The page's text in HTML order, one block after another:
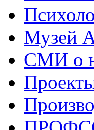
Музей
СМИ о